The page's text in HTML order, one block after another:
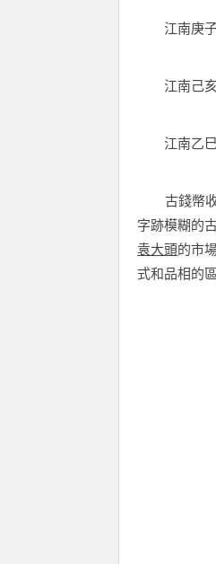
江南庚子
江南己亥
江南乙
古錢幣收
字跡模糊的
袁大頭的市
式和品相的